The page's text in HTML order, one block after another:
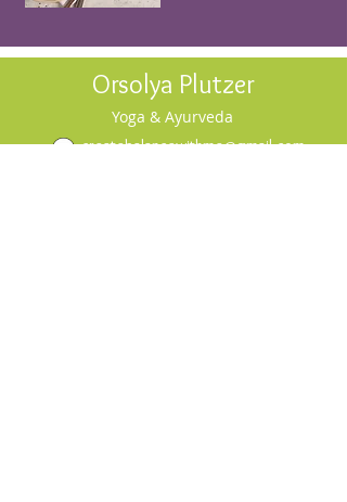
Orsolya Plutzer
Yoga & Ayurveda
createbalancewithme@gmail.com